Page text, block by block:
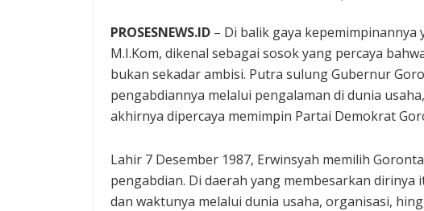
PROSESNEWS.ID – Di balik gaya kepemimpinannya
M.I.Kom, dikenal sebagai sosok yang percaya
bukan sekadar ambisi. Putra sulung Gubernur
pengabdiannya melalui pengalaman di dunia
akhirnya dipercaya memimpin Partai Demokrat
Lahir 7 Desember 1987, Erwinsyah memilih
pengabdian. Di daerah yang membesarkan
dan waktunya melalui dunia usaha, organisasi,